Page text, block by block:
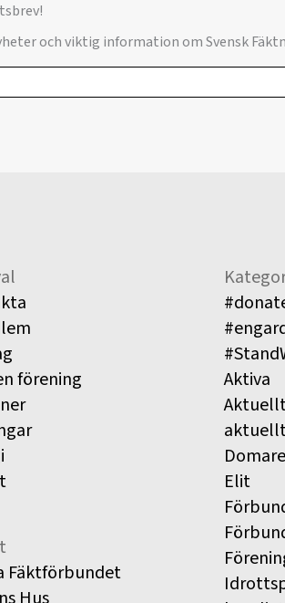
och viktig information om Svensk
förening
Fäktförbundet
Aktiva
Domare
Elit